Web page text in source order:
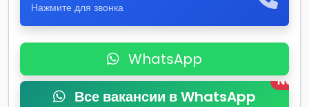
Нажмите для звонка
WhatsApp
Все вакансии в WhatsApp
New